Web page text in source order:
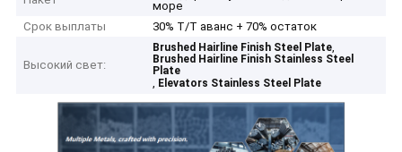
море
Срок выплаты
30% Т/Т аванс + 70% остаток
Высокий свет:
Brushed Hairline Finish Steel Plate,
Brushed Hairline Finish Stainless Steel
Plate
, Elevators Stainless Steel Plate